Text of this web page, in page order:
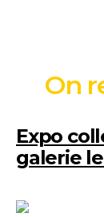
On
Expo
galerie